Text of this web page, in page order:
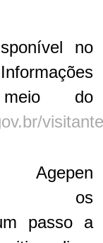
no
meio do
visitante
os
passo a